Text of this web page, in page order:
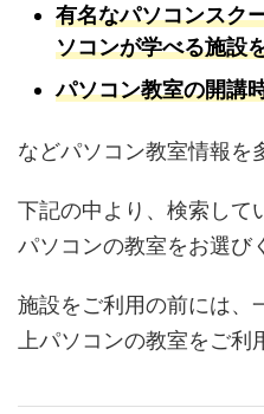
有名なパソコンスク
ソコンが学べる施設
パソコン教室の開講
などパソコン教室情報を
下記の中より、検索して
パソコンの教室をお選び
施設をご利用の前には、
上パソコンの教室をご利